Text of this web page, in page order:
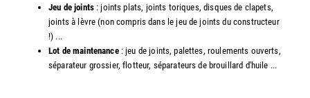
Jeu de joints: joints plats, joints toriques, disques de clapets,
joints à lèvre (non compris dans le jeu de joints du constructeur
!) ...
Lot de maintenance: jeu de joints, palettes, roulements ouverts,
séparateur grossier, flotteur, séparateurs de brouillard d'huile ...